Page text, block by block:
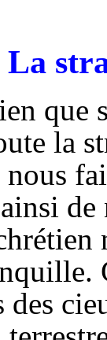
La
que
la
de
des